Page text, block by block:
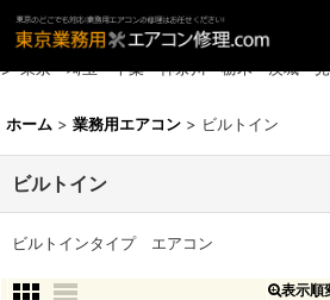
城）
ビルトインタイプ エアコン 三菱重工,東芝,三
ン 東京・埼玉・千葉・神奈川・栃木・茨城
ホーム > 業務用エアコン > ビルトイン
ビルトイン
ビルトインタイプ エアコン
表示順